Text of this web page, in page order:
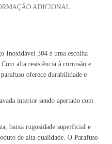
ADICIONAL
Inoxidável 304 é uma escolha
alta resistência à corrosão e
parafuso oferece durabilidade e
interior sendo apertado com
baixa rugosidade superficial e
de alta qualidade. O Parafuso